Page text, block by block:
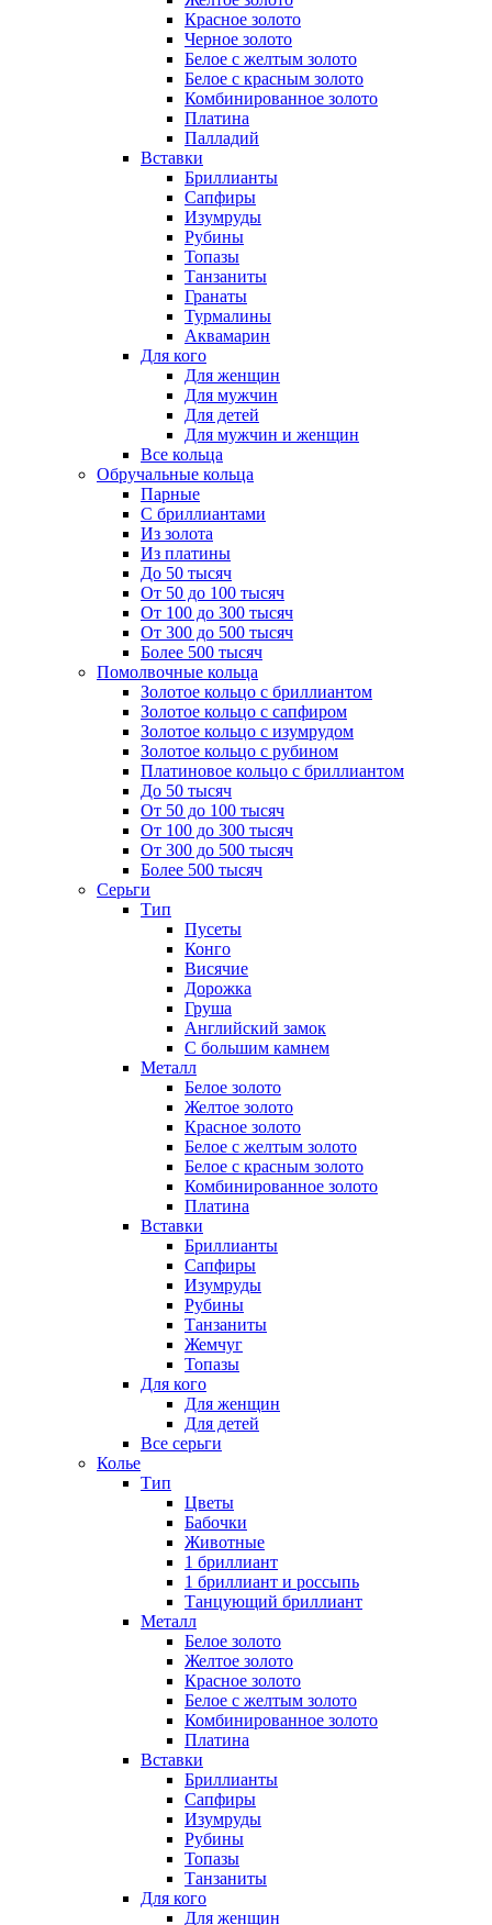
Красное золото
Черное золото
Белое с желтым золото
Белое с красным золото
Комбинированное золото
Платина
Палладий
Вставки
Бриллианты
Сапфиры
Изумруды
Рубины
Топазы
Танзаниты
Гранаты
Турмалины
Аквамарин
Для кого
Для женщин
Для мужчин
Для детей
Для мужчин и женщин
Все кольца
Обручальные кольца
Парные
С бриллиантами
Из золота
Из платины
До 50 тысяч
От 50 до 100 тысяч
От 100 до 300 тысяч
От 300 до 500 тысяч
Более 500 тысяч
Помолвочные кольца
Золотое кольцо с бриллиантом
Золотое кольцо с сапфиром
Золотое кольцо с изумрудом
Золотое кольцо с рубином
Платиновое кольцо с бриллиантом
До 50 тысяч
От 50 до 100 тысяч
От 100 до 300 тысяч
От 300 до 500 тысяч
Более 500 тысяч
Серьги
Тип
Пусеты
Конго
Висячие
Дорожка
Груша
Английский замок
С большим камнем
Металл
Белое золото
Желтое золото
Красное золото
Белое с желтым золото
Белое с красным золото
Комбинированное золото
Платина
Вставки
Бриллианты
Сапфиры
Изумруды
Рубины
Танзаниты
Жемчуг
Топазы
Для кого
Для женщин
Для детей
Все серьги
Колье
Тип
Цветы
Бабочки
Животные
1 бриллиант
1 бриллиант и россыпь
Танцующий бриллиант
Металл
Белое золото
Желтое золото
Красное золото
Белое с желтым золото
Комбинированное золото
Платина
Вставки
Бриллианты
Сапфиры
Изумруды
Рубины
Топазы
Танзаниты
Для кого
Для женщин